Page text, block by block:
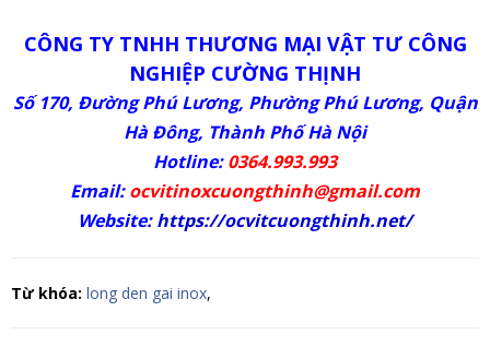
CÔNG TY TNHH THƯƠNG MẠI VẬT TƯ CÔNG
NGHIỆP CƯỜNG THỊNH
Số 170, Đường Phú Lương, Phường Phú Lương, Quận
Hà Đông, Thành Phố Hà Nội
Hotline:0364.993.993
Email:ocvitinoxcuongthinh@gmail.com
Website:https://ocvitcuongthinh.net/
Từ khóa: long den gai inox,